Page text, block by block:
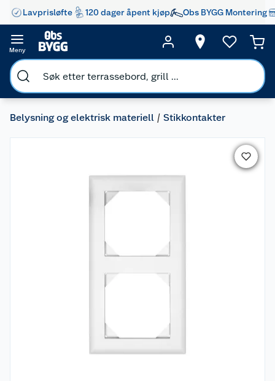
Lavprisløfte 120 dager åpent kjøp Obs BYGG Montering
Meny
Belysning og elektrisk materiell Stikkontakter